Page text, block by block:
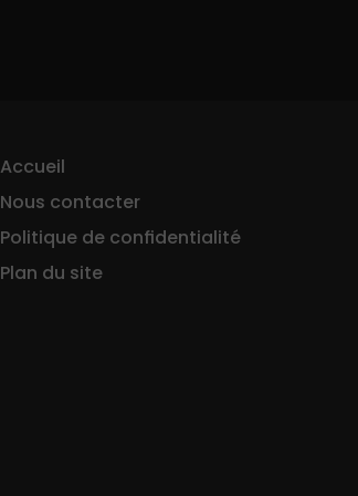
Accueil
Nous contacter
Politique de confidentialité
Plan du site